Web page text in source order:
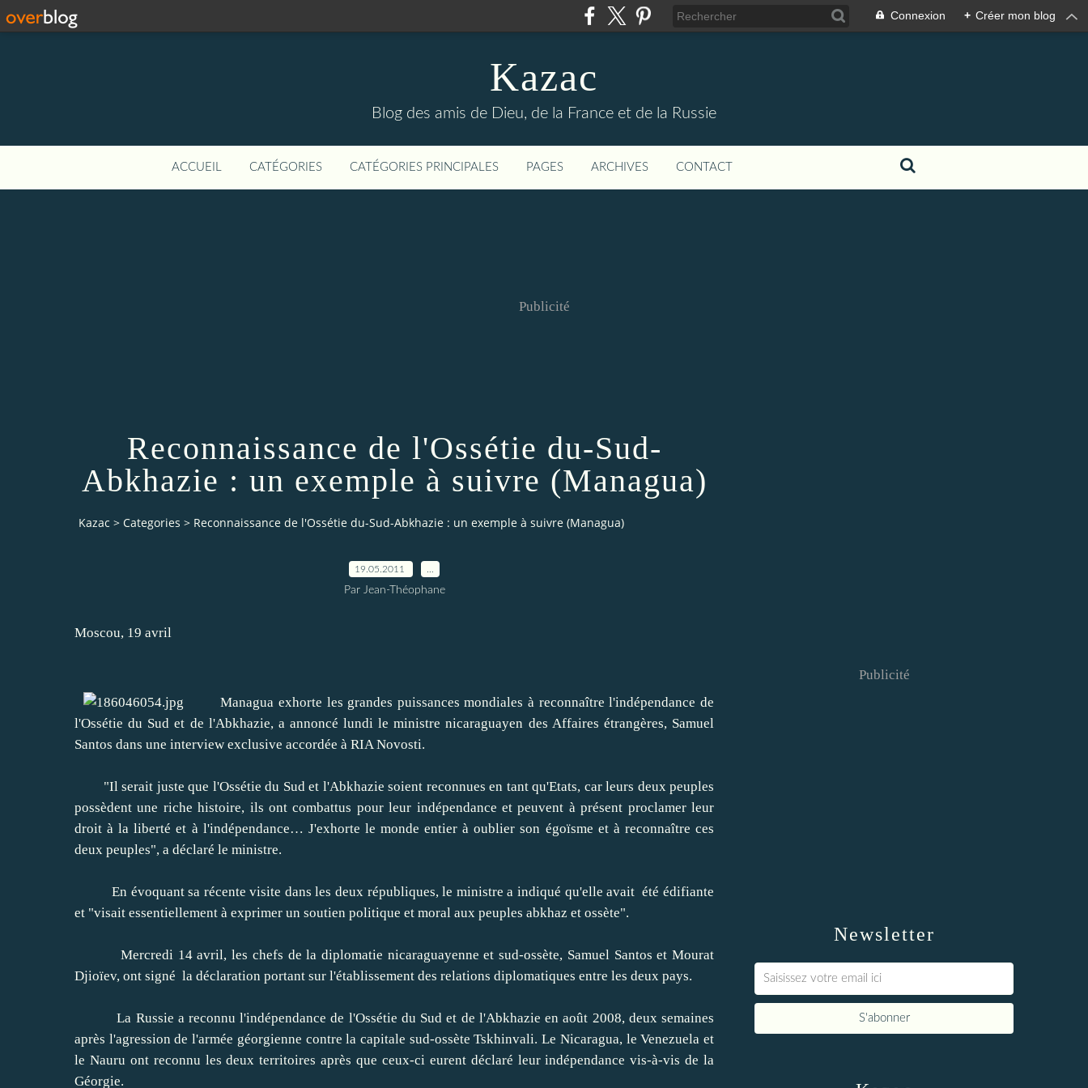
Connexion + Créer mon blog
Kazac
Blog des amis de Dieu, de la France et de la Russie
ACCUEIL CATÉGORIES CATÉGORIES PRINCIPALES PAGES ARCHIVES CONTACT
Publicité
Reconnaissance de l'Ossétie du-Sud-
Abkhazie : un exemple à suivre (Managua)
Kazac > Categories > Reconnaissance de l'Ossétie du-Sud-Abkhazie : un exemple à suivre (Managua)
19.05.2011
Par Jean-Théophane
Moscou, 19 avril
Managua exhorte les grandes puissances mondiales à reconnaître l'indépendance de
l'Ossétie du Sud et de l'Abkhazie, a annoncé lundi le ministre nicaraguayen des Affaires étrangères, Samuel
Santos dans une interview exclusive accordée à RIA Novosti.
"Il serait juste que l'Ossétie du Sud et l'Abkhazie soient reconnues en tant qu'Etats, car leurs deux peuples
possèdent une riche histoire, ils ont combattus pour leur indépendance et peuvent à présent proclamer leur
droit à la liberté et à l'indépendance… J'exhorte le monde entier à oublier son égoïsme et à reconnaître ces
deux peuples", a déclaré le ministre.
En évoquant sa récente visite dans les deux républiques, le ministre a indiqué qu'elle avait été édifiante
et "visait essentiellement à exprimer un soutien politique et moral aux peuples abkhaz et ossète".
Mercredi 14 avril, les chefs de la diplomatie nicaraguayenne et sud-ossète, Samuel Santos et Mourat
Djioïev, ont signé la déclaration portant sur l'établissement des relations diplomatiques entre les deux pays.
La Russie a reconnu l'indépendance de l'Ossétie du Sud et de l'Abkhazie en août 2008, deux semaines
après l'agression de l'armée géorgienne contre la capitale sud-ossète Tskhinvali. Le Nicaragua, le Venezuela et
le Nauru ont reconnu les deux territoires après que ceux-ci eurent déclaré leur indépendance vis-à-vis de la
Géorgie.
Newsletter
Publicité